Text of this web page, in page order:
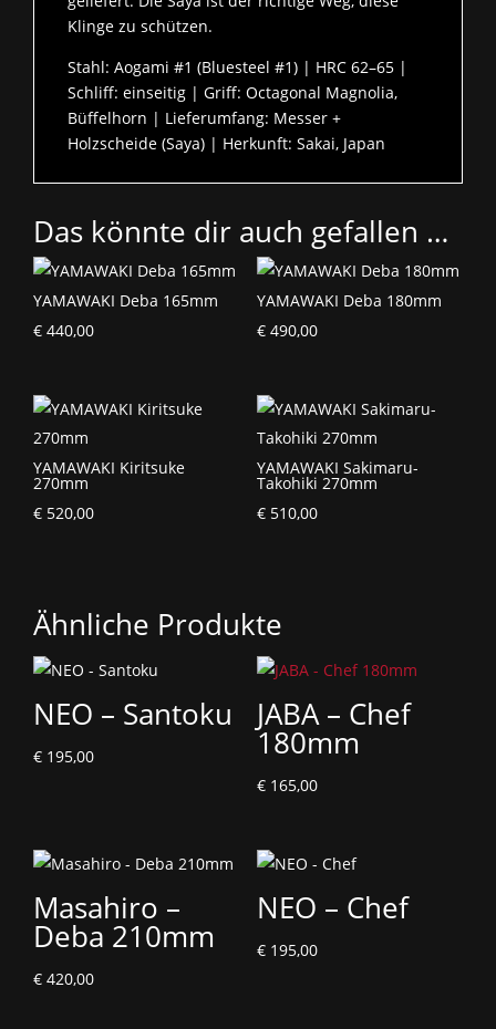
Klinge zu schützen.
Stahl: Aogami #1 (Bluesteel #1) | HRC 62–65 |
Schliff: einseitig | Griff: Octagonal Magnolia,
Büffelhorn | Lieferumfang: Messer +
Holzscheide (Saya) | Herkunft: Sakai, Japan
Das könnte dir auch gefallen …
YAMAWAKI Deba 165mm
€ 440,00
YAMAWAKI Deba 180mm
€490,00
YAMAWAKI Kiritsuke
270mm
€ 520,00
YAMAWAKI Sakimaru-
Takohiki 270mm
€510,00
Ähnliche Produkte
NEO – Santoku
€ 195,00
JABA – Chef
180mm
€165,00
Masahiro –
Deba 210mm
€ 420,00
NEO – Chef
€195,00